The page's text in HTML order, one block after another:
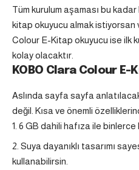
Tüm kurulum aşaması bu
kitap okuyucu almak istiyorsan
Colour E-Kitap okuyucu ise ilk
kolay olacaktır.
KOBO Clara Colour
Aslında sayfa sayfa
değil. Kısa ve önemli
6 GB dahili hafıza ile
Suya dayanıklı tasarımı
kullanabilirsin.